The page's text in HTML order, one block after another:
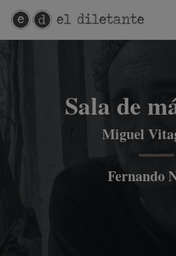
Sala de
Miguel
Fernando